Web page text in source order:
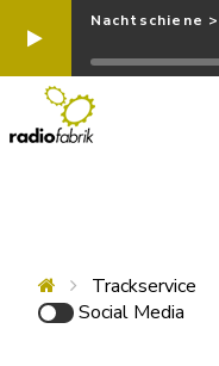
Nachtschiene
Trackservice
Social Media